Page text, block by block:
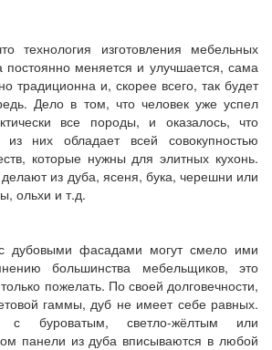
технология изготовления мебельных
меняется и улучшается, сама
традиционна и, скорее всего, так будет
Дело в том, что человек уже успел
все породы, и оказалось, что
них обладает всей совокупностью
которые нужны для элитных кухонь.
из дуба, ясеня, бука, черешни или
ольхи и т.д.
дубовыми фасадами могут смело ими
большинства мебельщиков, это
пожелать. По своей долговечности,
гаммы, дуб не имеет себе равных.
с буроватым, светло-жёлтым или
панели из дуба вписываются в любой